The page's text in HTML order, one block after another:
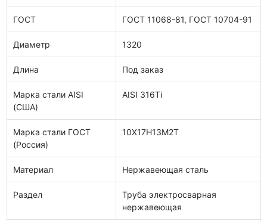
ГОСТ ГОСТ 11068-81, ГОСТ 10704-91
Диаметр 1320
Длина Под заказ
Марка стали AISI
(США)
AISI 316Ti
Марка стали ГОСТ
(Россия)
10Х17Н13М2Т
Материал Нержавеющая сталь
Раздел
Труба электросварная
нержавеющая